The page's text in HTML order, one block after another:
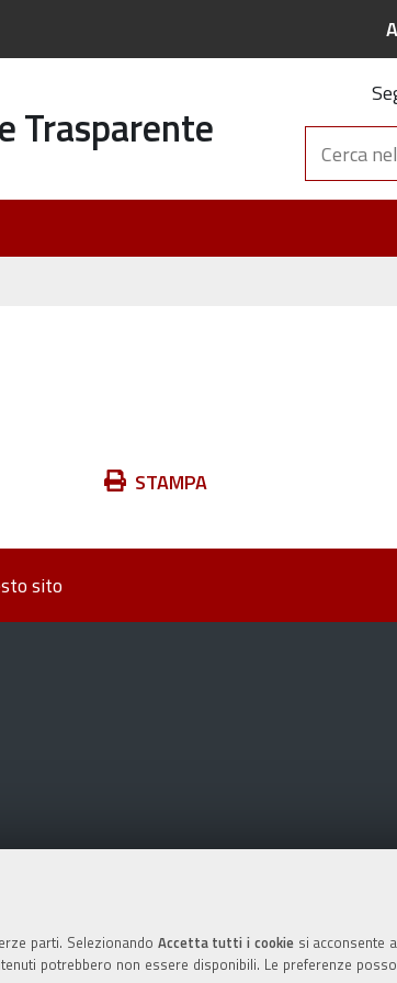
parti. Selezionando Accetta tutti i cookiesi acconsente
potrebbero non essere disponibili. Le preferenze
Trasparente
Azioni STAMPA
sito